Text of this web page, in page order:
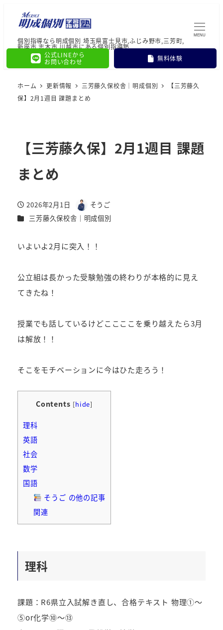
個別指導なら明成個別 埼玉県富士見市,ふじみ野市,三芳町,
新座市,志木市,川越市にある個別指導塾
公式LINEから
お問い合わせ
無料体験
MENU
ホーム 更新情報 三芳藤久保校舎｜明成個別
【三芳藤久
保】2月1週目 課題まとめ
【三芳藤久保】2月1週目 課題
まとめ
投稿日
2026年2月1日
著
者
そうご
カテゴリー
三芳藤久保校舎｜明成個別
いよいよ2月に突入！！
公立組は長かった受験勉強の終わりが本格的に見え
てきたね！
授業でも話しているけどここここを乗り越えたら3月
は解放！！
そこをモチベーションに今はひた走ろう！
Contents [hide]
理科
英語
社会
数学
国語
そうご の他の記事
関連
理科
課題：R6県立入試解き直し、合格テキスト 物理①～
⑤or化学⑩～⑬